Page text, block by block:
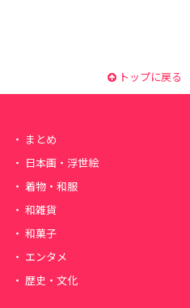
トップに戻る
まとめ
日本画・浮世絵
着物・和服
和雑貨
和菓子
エンタメ
歴史・文化